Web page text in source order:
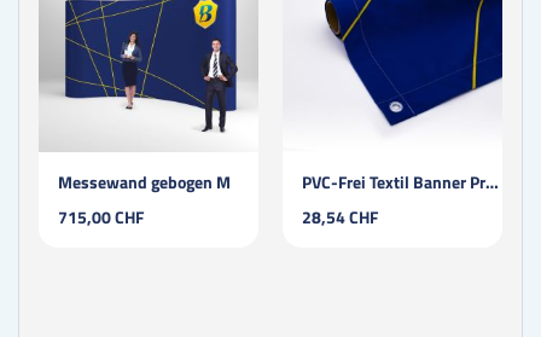
Messewand gebogen M
715,00 CHF
PVC-Frei Textil Banner Premium
28,54 CHF